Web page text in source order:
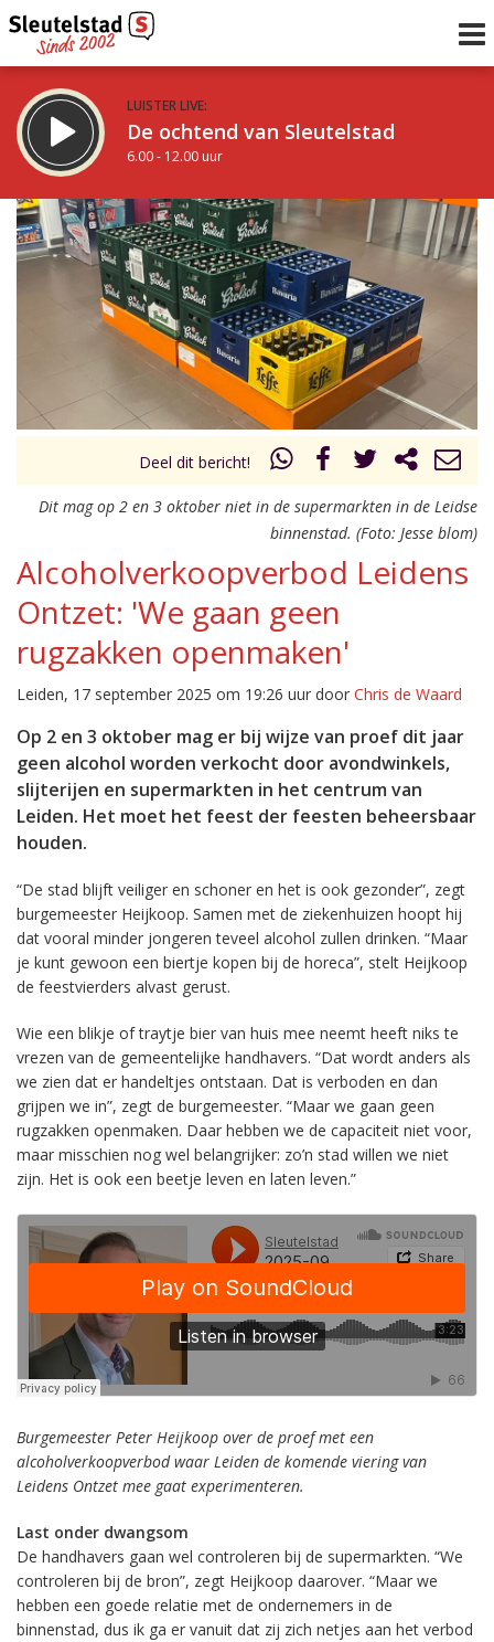
LUISTER LIVE:
De ochtend van Sleutelstad
6.00 - 12.00 uur
STRAKS:
De middag van Sleutelstad
12.00 - 18.00 uur
uur 1 van 0 Volgend uur
Deel dit bericht!
Dit mag op 2 en 3 oktober niet in de supermarkten in de Leidse
binnenstad. (Foto: Jesse blom)
Alcoholverkoopverbod Leidens
Ontzet: 'We gaan geen
rugzakken openmaken'
Leiden, 17 september 2025 om 19:26 uur door Chris de Waard
Op 2 en 3 oktober mag er bij wijze van proef dit jaar
geen alcohol worden verkocht door avondwinkels,
slijterijen en supermarkten in het centrum van
Leiden. Het moet het feest der feesten beheersbaar
houden.
“De stad blijft veiliger en schoner en het is ook gezonder”, zegt
burgemeester Heijkoop. Samen met de ziekenhuizen hoopt hij
dat vooral minder jongeren teveel alcohol zullen drinken. “Maar
je kunt gewoon een biertje kopen bij de horeca”, stelt Heijkoop
de feestvierders alvast gerust.
Wie een blikje of traytje bier van huis mee neemt heeft niks te
vrezen van de gemeentelijke handhavers. “Dat wordt anders als
we zien dat er handeltjes ontstaan. Dat is verboden en dan
grijpen we in”, zegt de burgemeester. “Maar we gaan geen
rugzakken openmaken. Daar hebben we de capaciteit niet voor,
maar misschien nog wel belangrijker: zo’n stad willen we niet
zijn. Het is ook een beetje leven en laten leven.”
Burgemeester Peter Heijkoop over de proef met een
alcoholverkoopverbod waar Leiden de komende viering van
Leidens Ontzet mee gaat experimenteren.
Last onder dwangsom
De handhavers gaan wel controleren bij de supermarkten. “We
controleren bij de bron”, zegt Heijkoop daarover. “Maar we
hebben een goede relatie met de ondernemers in de
binnenstad, dus ik ga er vanuit dat zij zich netjes aan het verbod